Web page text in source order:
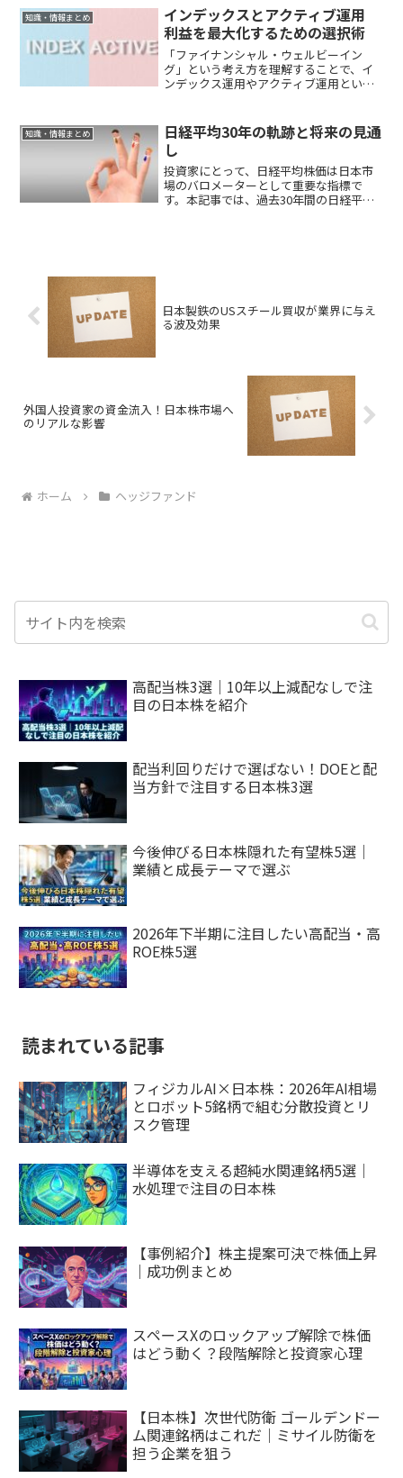
大しています。こうした流れを受け、オ
フィス家具の需要も再び増加傾向にあ
り、今が投資の好機と言えるかもしれま
せん。本記事では、オフィス家具関連の
おすすめ大型株の動向について詳しく解
説します。
知識・情報まとめ
インデックスとアクティブ運用
利益を最大化するための選択術
「ファイナンシャル・ウェルビーイン
グ」という考え方を理解することで、イ
ンデックス運用やアクティブ運用といっ
ができます。この記事では、インデック
ス運用とアクティブ運用の基本的な特徴
を理解しつつ、ファイナンシャル・ウェ
ルビーイングを高めるための戦略を紹介
していきます。
知識・情報まとめ
日経平均30年の軌跡と将来の見通
し
投資家にとって、日経平均株価は日本市
場のバロメーターとして重要な指標で
す。本記事では、過去30年間の日経平均
日本製鉄のUSスチール買収が業界に与え
る波及効果
外国人投資家の資金流入！日本株市場へ
のリアルな影響
ホーム ヘッジファンド
高配当株3選｜10年以上減配なしで注
目の日本株を紹介
配当利回りだけで選ばない！DOEと配
当方針で注目する日本株3選
今後伸びる日本株隠れた有望株5選｜
業績と成長テーマで選ぶ
2026年下半期に注目したい高配当・高
ROE株5選
読まれている記事
フィジカルAI×日本株：2026年AI相場
とロボット5銘柄で組む分散投資とリ
スク管理
半導体を支える超純水関連銘柄5選｜
水処理で注目の日本株
【事例紹介】株主提案可決で株価上昇
｜成功例まとめ
スペースXのロックアップ解除で株価
はどう動く？段階解除と投資家心理
【日本株】次世代防衛 ゴールデンドー
ム関連銘柄はこれだ｜ミサイル防衛を
担う企業を狙う